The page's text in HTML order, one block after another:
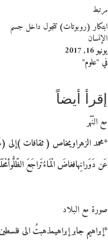
مرتبط
ابتكار (روبوتات) تتجول داخل جسم
الإنسان
يونيو 16, 2017
في "علوم"
إقرأ أيضاً
مع النّهْر
*محمد الزهراويخاص ( ثقافات )إلى
عَن دَوَرانِهافغاضَ الْمَاءُتَراجَعَ
صورة مع البلاد
*إبراهيم جابر إبراهيمذهبتُ الى